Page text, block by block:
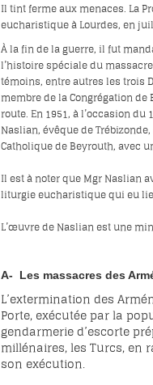
Il tint ferme aux menaces. La
eucharistique à Lourdes, en
À la fin de la guerre, il fut
l’histoire spéciale du
témoins, entre autres les trois
membre de la Congrégation
route. En 1951, à l’occasion
Naslian, évêque de
Catholique de Beyrouth, avec
Il est à noter que Mgr Naslian
liturgie eucharistique qui eu
L’œuvre de Naslian est une
A- Les massacres des
L’extermination des
Porte, exécutée par la
gendarmerie d’escorte
millénaires, les Turcs, en
son exécution.